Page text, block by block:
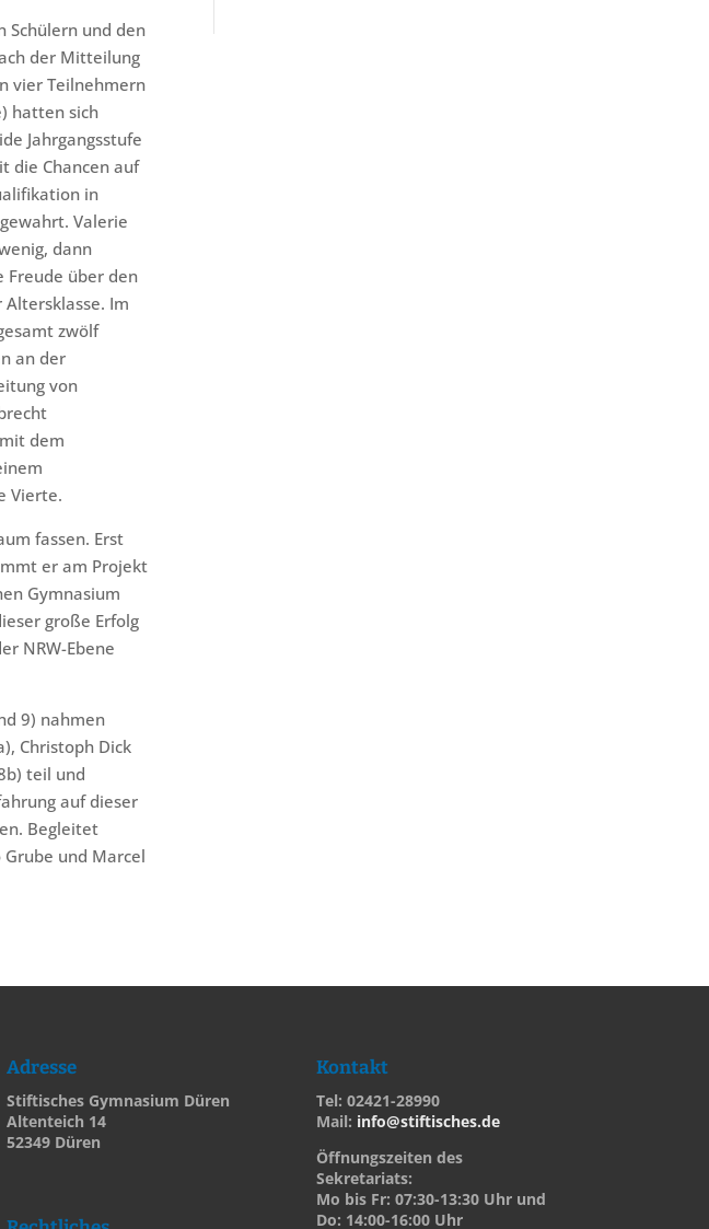
Schülern und den
der Mitteilung
vier Teilnehmern
hatten sich
Jahrgangsstufe
die Chancen auf
in
Valerie
dann
Freude über den
Im
zwölf
an der
von
dem
Vierte.
fassen. Erst
er am Projekt
Gymnasium
große Erfolg
NRW-Ebene
9) nahmen
Christoph Dick
teil und
auf dieser
Begleitet
und Marcel
Adresse
Stiftisches Gymnasium Düren
Altenteich 14
52349 Düren
Kontakt
Tel: 02421-28990
Mail: info@stiftisches.de
Öffnungszeiten des
Sekretariats:
Mo bis Fr: 07:30-13:30 Uhr und
Do: 14:00-16:00 Uhr